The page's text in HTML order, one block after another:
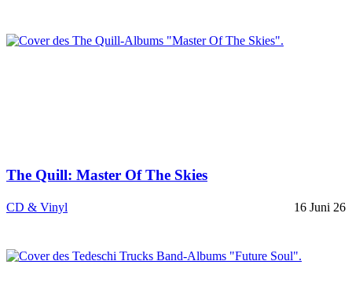
The Quill: Master Of The Skies
CD & Vinyl 16 Juni 26